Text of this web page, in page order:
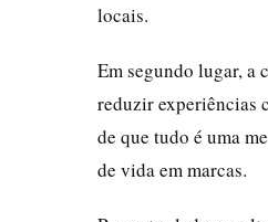
locais.
Em segundo lugar, a
reduzir experiências
de que tudo é uma
de vida em marcas.